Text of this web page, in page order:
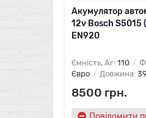
Акумулятор
12v Bosch S5015
EN920
Ємність, Аг: 110
Євро
Довжина:
8500 грн.